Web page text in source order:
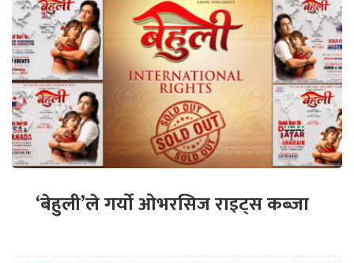
‘बेहुली’ले गर्यो ओभरसिज राइट्स कब्जा